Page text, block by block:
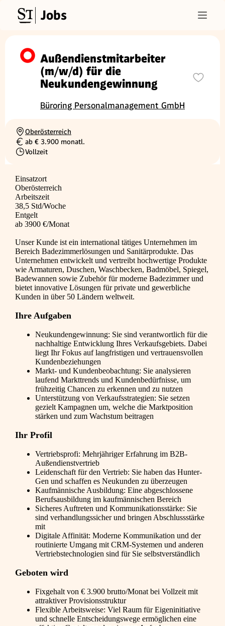
Jobs
Außendienstmitarbeiter
(m/w/d) für die
Neukundengewinnung
Büroring Personalmanagement GmbH
Ortschaft
Oberösterreich
Gehalt
ab € 3.900 monatl.
Beschäftigungsart
Vollzeit
Einsatzort
Oberösterreich
Arbeitszeit
38,5 Std/Woche
Entgelt
ab 3900 €/Monat
Unser Kunde ist ein international tätiges Unternehmen im
Bereich Badezimmerlösungen und Sanitärprodukte. Das
Unternehmen entwickelt und vertreibt hochwertige Produkte
wie Armaturen, Duschen, Waschbecken, Badmöbel, Spiegel,
Badewannen sowie Zubehör für moderne Badezimmer und
bietet innovative Lösungen für private und gewerbliche
Kunden in über 50 Ländern weltweit.
Ihre Aufgaben
Neukundengewinnung: Sie sind verantwortlich für die
nachhaltige Entwicklung Ihres Verkaufsgebiets. Dabei
liegt Ihr Fokus auf langfristigen und vertrauensvollen
Kundenbeziehungen
Markt- und Kundenbeobachtung: Sie analysieren
laufend Markttrends und Kundenbedürfnisse, um
frühzeitig Chancen zu erkennen und zu nutzen
Unterstützung von Verkaufsstrategien: Sie setzen
gezielt Kampagnen um, welche die Marktposition
stärken und zum Wachstum beitragen
Ihr Profil
Vertriebsprofi: Mehrjähriger Erfahrung im B2B-
Außendienstvertrieb
Leidenschaft für den Vertrieb: Sie haben das Hunter-
Gen und schaffen es Neukunden zu überzeugen
Kaufmännische Ausbildung: Eine abgeschlossene
Berufsausbildung im kaufmännischen Bereich
Sicheres Auftreten und Kommunikationsstärke: Sie
sind verhandlungssicher und bringen Abschlussstärke
mit
Digitale Affinität: Moderne Kommunikation und der
routinierte Umgang mit CRM-Systemen und anderen
Vertriebstechnologien sind für Sie selbstverständlich
Geboten wird
Fixgehalt von € 3.900 brutto/Monat bei Vollzeit mit
attraktiver Provisionsstruktur
Flexible Arbeitsweise: Viel Raum für Eigeninitiative
und schnelle Entscheidungswege ermöglichen eine